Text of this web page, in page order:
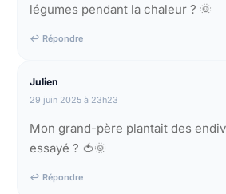
légumes pendant la chaleur ? 🌞
↩ Répondre
Julien
29 juin 2025 à 23h23
Mon grand-père plantait des
essayé ? 🍅🌞
↩ Répondre